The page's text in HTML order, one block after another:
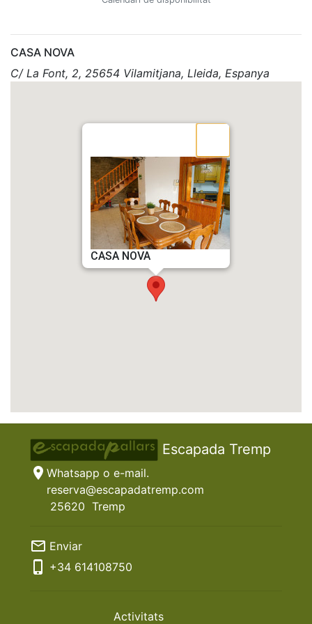
CASA NOVA
C/ La Font, 2, 25654 Vilamitjana, Lleida, Espanya
CASA NOVA
Escapada Tremp
location_on Whatsapp o e-mail.
reserva@escapadatremp.com
25620 Tremp
mail_outline Enviar
phone_iphone +34 614108750
Activitats